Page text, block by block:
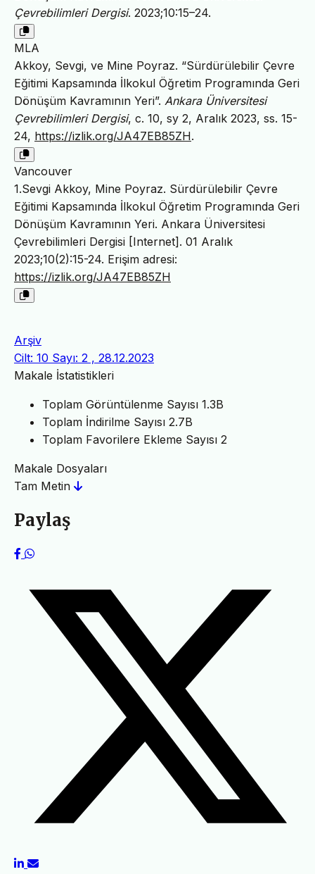
Çevrebilimleri Dergisi. 2023;10:15–24.
MLA
Akkoy, Sevgi, ve Mine Poyraz. “Sürdürülebilir Çevre
Eğitimi Kapsamında İlkokul Öğretim Programında Geri
Dönüşüm Kavramının Yeri”. Ankara Üniversitesi
Çevrebilimleri Dergisi, c. 10, sy 2, Aralık 2023, ss. 15-
24, https://izlik.org/JA47EB85ZH.
Vancouver
1.Sevgi Akkoy, Mine Poyraz. Sürdürülebilir Çevre
Eğitimi Kapsamında İlkokul Öğretim Programında Geri
Dönüşüm Kavramının Yeri. Ankara Üniversitesi
Çevrebilimleri Dergisi [Internet]. 01 Aralık
2023;10(2):15-24. Erişim adresi:
https://izlik.org/JA47EB85ZH
Arşiv
Cilt: 10 Sayı: 2 , 28.12.2023
Makale İstatistikleri
Toplam Görüntülenme Sayısı 1.3B
Toplam İndirilme Sayısı 2.7B
Toplam Favorilere Ekleme Sayısı 2
Makale Dosyaları
Tam Metin
Paylaş